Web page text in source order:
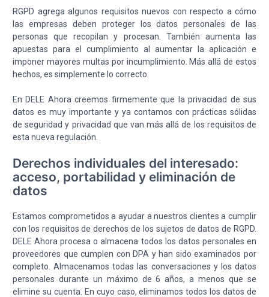
RGPD agrega algunos requisitos nuevos con respecto a cómo
las empresas deben proteger los datos personales de las
personas que recopilan y procesan. También aumenta las
apuestas para el cumplimiento al aumentar la aplicación e
imponer mayores multas por incumplimiento. Más allá de estos
hechos, es simplemente lo correcto.
En DELE Ahora creemos firmemente que la privacidad de sus
datos es muy importante y ya contamos con prácticas sólidas
de seguridad y privacidad que van más allá de los requisitos de
esta nueva regulación.
Derechos individuales del interesado:
acceso, portabilidad y eliminación de
datos
Estamos comprometidos a ayudar a nuestros clientes a cumplir
con los requisitos de derechos de los sujetos de datos de RGPD.
DELE Ahora procesa o almacena todos los datos personales en
proveedores que cumplen con DPA y han sido examinados por
completo. Almacenamos todas las conversaciones y los datos
personales durante un máximo de 6 años, a menos que se
elimine su cuenta. En cuyo caso, eliminamos todos los datos de